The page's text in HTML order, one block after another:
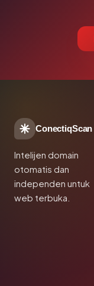
ConectiqScan
Intelijen domain
otomatis dan
independen untuk
web terbuka.